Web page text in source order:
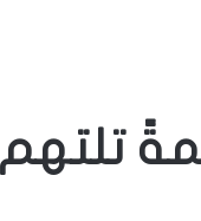
تلتهم